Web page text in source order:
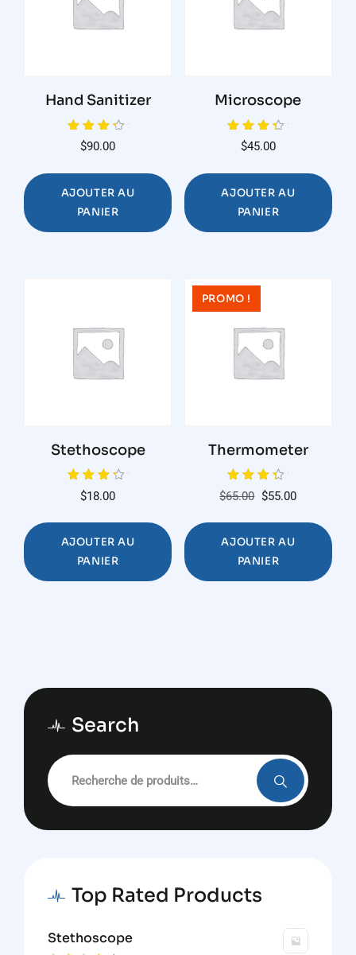
Hand Sanitizer
Note
4.00
$90.00
AJOUTER AU
PANIER
Microscope
Note
4.00
$45.00
AJOUTER AU
PANIER
Stethoscope
Note
4.00
$18.00
AJOUTER AU
PANIER
PROMO !
Thermometer
Note
4.00
$65.00 Le
initial
était :
$65.00.
$55.00Le
actuel
$55.00.
AJOUTER AU
PANIER
Search
Recherche
pour :
Top Rated Products
Stethoscope